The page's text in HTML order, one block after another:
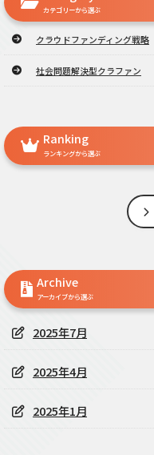
カテゴリーから選ぶ
クラウドファンディング戦略
社会問題解決型クラファン
Ranking
ランキングから選ぶ
Archive
アーカイブから選ぶ
2025年7月
2025年4月
2025年1月